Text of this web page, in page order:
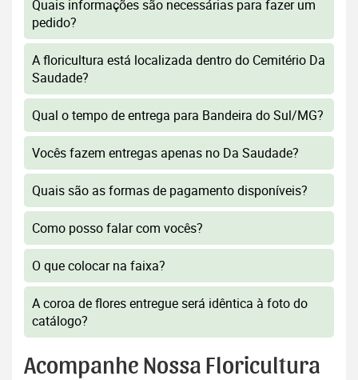
Quais informações são necessárias para fazer um
pedido?
A floricultura está localizada dentro do Cemitério Da
Saudade?
Qual o tempo de entrega para Bandeira do Sul/MG?
Vocês fazem entregas apenas no Da Saudade?
Quais são as formas de pagamento disponíveis?
Como posso falar com vocês?
O que colocar na faixa?
A coroa de flores entregue será idêntica à foto do
catálogo?
Acompanhe Nossa Floricultura